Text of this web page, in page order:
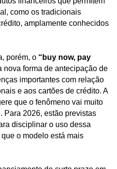
como os tradicionais
amplamente conhecidos
porém, o “buy now, pay
nova forma de antecipação de
importantes com relação
e aos cartões de crédito. A
que o fenômeno vai muito
Para 2026, estão previstas
disciplinar o uso dessa
o modelo está mais